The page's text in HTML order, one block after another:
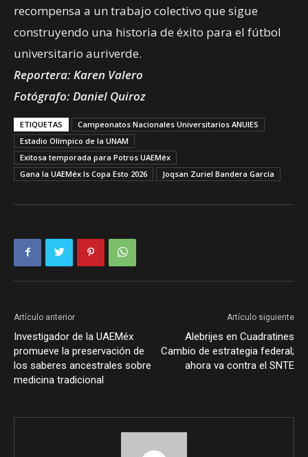
recompensa a un trabajo colectivo que sigue
construyendo una historia de éxito para el fútbol
universitario auriverde.
Reportera: Karen Valero
Fotógrafo: Daniel Quiroz
ETIQUETAS
Campeonatos Nacionales Universitarios ANUIES
Estadio Olímpico de la UNAM
Exitosa temporada para Potros UAEMéx
Gana la UAEMéx ls Copa Esto 2026
Joqsan Zuriel Bandera García
Artículo anterior
Investigador de la UAEMéx
promueve la preservación de
los saberes ancestrales sobre
medicina tradicional
Artículo siguiente
Alebrijes en Cuadratines
Cambio de estrategia federal;
ahora va contra el SNTE